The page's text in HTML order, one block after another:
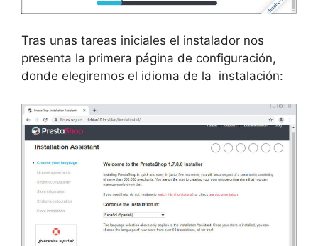
Tras unas tareas iniciales el instalador nos
presenta la primera página de configuración,
donde elegiremos el idioma de la instalación: